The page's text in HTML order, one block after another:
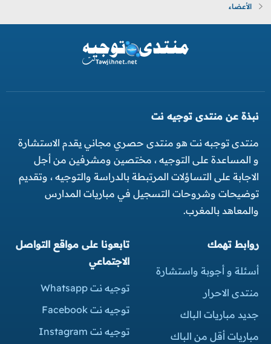
الأعضاء
نبذة عن منتدى توجيه نت
منتدى توجبه نت هو منتدى حصري مجاني يقدم الاستشارة
و المساعدة على التوجيه ، مختصين ومشرفين من أجل
الاجابة على التساؤلات المرتبطة بالدراسة والتوجيه ، وتقديم
توضيحات وشروحات التسجيل في مباريات المدارس
والمعاهد بالمغرب.
روابط تهمك
أسئلة و أجوبة واستشارة
منتدى الاحرار
جديد مباريات الباك
مباريات أقل من الباك
تابعونا على مواقع التواصل
الاجتماعي
توجيه نت Whatsapp
توجيه نت Facebook
توجيه نت Instagram